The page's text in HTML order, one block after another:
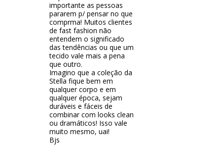
importante as pessoas
pararem p/ pensar no que
comprma! Muitos clientes
de fast fashion não
entendem o significado
das tendências ou que um
tecido vale mais a pena
que outro.
Imagino que a coleção da
Stella fique bem em
qualquer corpo e em
qualquer época, sejam
duráveis e fáceis de
combinar com looks clean
ou dramáticos! Isso vale
muito mesmo, uai!
Bjs